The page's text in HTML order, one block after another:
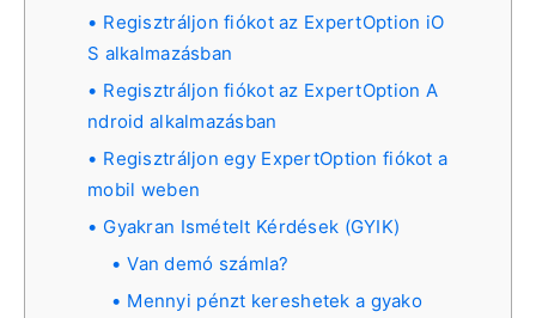
Regisztráljon fiókot az ExpertOption iO
S alkalmazásban
Regisztráljon fiókot az ExpertOption A
ndroid alkalmazásban
Regisztráljon egy ExpertOption fiókot a
mobil weben
Gyakran Ismételt Kérdések (GYIK)
Van demó számla?
Mennyi pénzt kereshetek a gyako